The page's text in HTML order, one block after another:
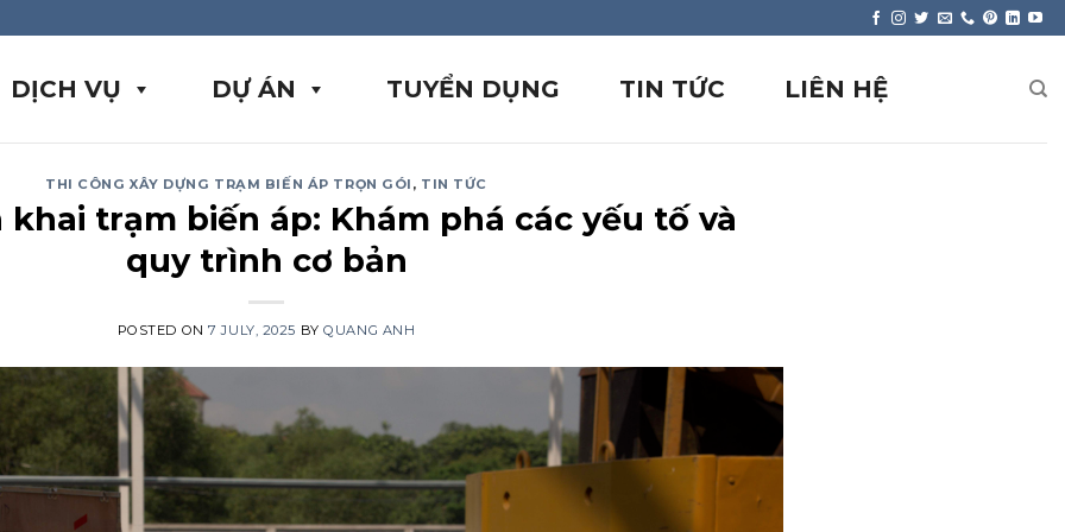
DỊCH VỤ DỰ ÁN TUYỂN DỤNG TIN TỨC LIÊN HỆ
THI CÔNG XÂY DỰNG TRẠM BIẾN ÁP TRỌN GÓI , TIN TỨC
trạm biến áp: Khám phá các yếu tố và
quy trình cơ bản
POSTED ON7 JULY, 2025 BYQUANG ANH